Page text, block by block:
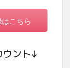
こちら
ウント↓